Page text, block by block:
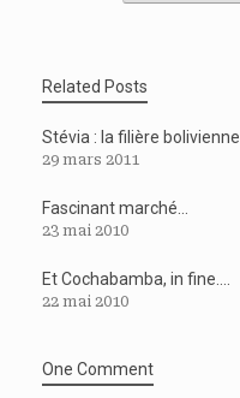
Related Posts
Stévia : la filière bolivienne
29 mars 2011
Fascinant marché…
23 mai 2010
Et Cochabamba, in fine….
22 mai 2010
One Comment